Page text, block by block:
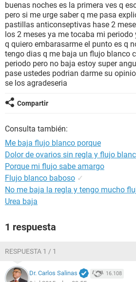
BIENESTAR
SEXUALIDAD
GLOSARIO
buenas noches es la primera ves q
pero si me urge saber q me pasa
pastillas anticonseptivas hase 2
los 2 meses ya me tocaba mi
q quiero embarasarme el punto es q
tengo dias q me baja un flujo blanco
periodo pero no baja estoy super
pase ustedes podrian darme su
se los agradeseria
Compartir
Consulta también:
Me baja flujo blanco porque
Dolor de ovarios sin regla y flujo
Porque mi flujo sabe amargo
Flujo blanco baboso ✓
No me baja la regla y tengo mucho
Urea baja
1 respuesta
RESPUESTA 1 / 1
Dr. Carlos Salinas 16.108